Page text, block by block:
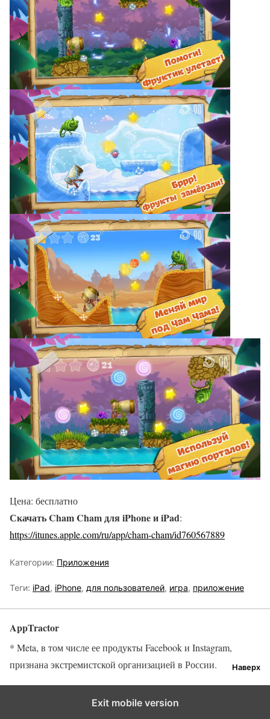
Цена: бесплатно
Скачать Cham Cham для iPhone и iPad:
https://itunes.apple.com/ru/app/cham-cham/id760567889
Категории: Приложения
Теги: iPad, iPhone, для пользователей, игра, приложение
AppTractor
Наверх
* Meta, в том числе ее продукты Facebook и Instagram,
признана экстремистской организацией в России.
Exit mobile version